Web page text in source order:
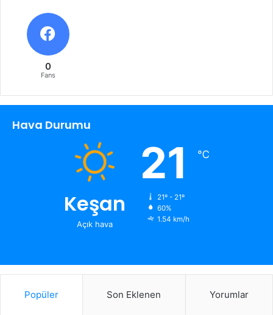
0
Fans
Hava Durumu
Keşan
Açık hava
21 ℃
21º - 21º
60%
1.54 km/h
Popüler Son Eklenen Yorumlar